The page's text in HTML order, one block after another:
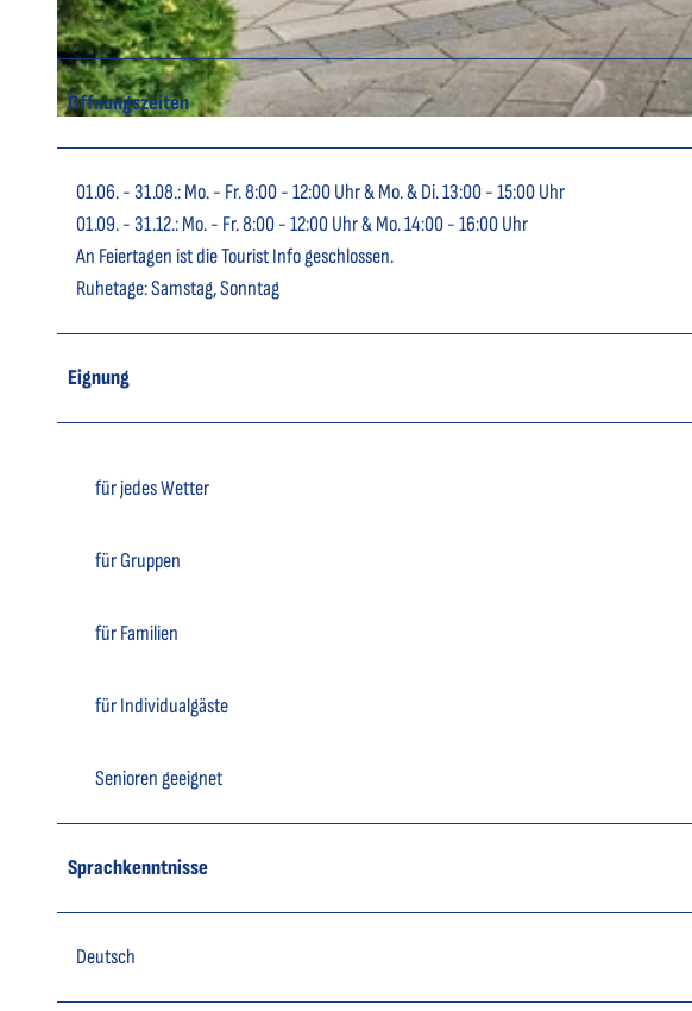
Öffnungszeiten
01.06. - 31.08.: Mo. - Fr. 8:00 - 12:00 Uhr & Mo. & Di. 13:00 - 15:00 Uhr
01.09. - 31.12.: Mo. - Fr. 8:00 - 12:00 Uhr & Mo. 14:00 - 16:00 Uhr
An Feiertagen ist die Tourist Info geschlossen.
Ruhetage: Samstag, Sonntag
Eignung
für jedes Wetter
für Gruppen
für Familien
für Individualgäste
Senioren geeignet
Sprachkenntnisse
Deutsch